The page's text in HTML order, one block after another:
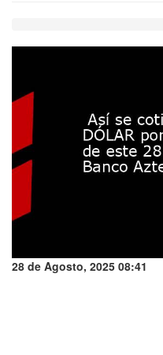
28 de Agosto, 2025 08:41